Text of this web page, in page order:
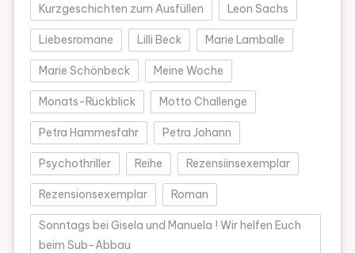
Kurzgeschichten zum Ausfüllen Leon Sachs
Liebesromane Lilli Beck Marie Lamballe
Marie Schönbeck Meine Woche
Monats-Rückblick Motto Challenge
Petra Hammesfahr Petra Johann
Psychothriller Reihe Rezensiinsexemplar
Rezensionsexemplar Roman
Sonntags bei Gisela und Manuela ! Wir helfen Euch
beim Sub-Abbau